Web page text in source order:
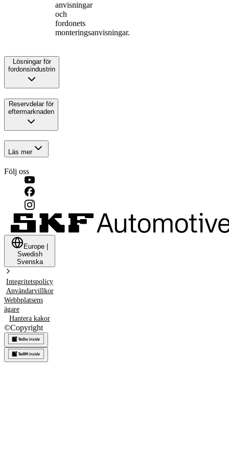
anvisningar
och
fordonets
monteringsanvisningar.
Lösningar för
fordonsindustrin
Reservdelar för
eftermarknaden
Läs mer
Följ oss
Europe
Swedish
Svenska
Integritetspolicy
Användarvillkor
Webbplatsens
ägare
Hantera kakor
©Copyright